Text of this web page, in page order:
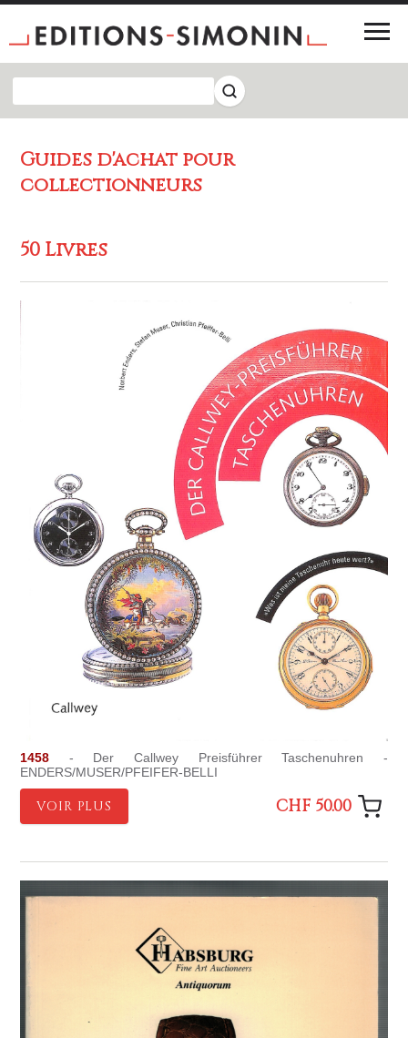
Guides d'achat pour
collectionneurs
50 Livres
1458 - Der Callwey Preisführer Taschenuhren -
ENDERS/MUSER/PFEIFER-BELLI
VOIR PLUS CHF 50.00